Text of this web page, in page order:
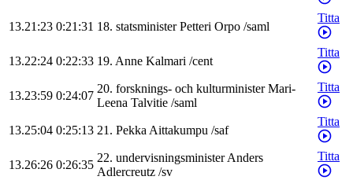
13.21:23 0:21:31 18. statsminister Petteri Orpo /saml
Titta
13.22:24 0:22:33 19. Anne Kalmari /cent
Titta
13.23:59 0:24:07
20. forsknings- och kulturminister Mari-
Leena Talvitie /saml
Titta
13.25:04 0:25:13 21. PekkaAittakumpu /saf
Titta
13.26:26 0:26:35
22. undervisningsministerAnders
Adlercreutz /sv
Titta